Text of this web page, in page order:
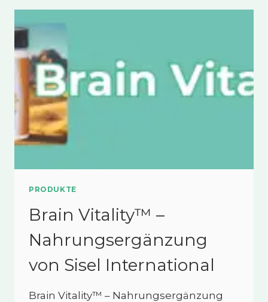
PRODUKTE
Brain Vitality™ –
Nahrungsergänzung
von Sisel International
Brain Vitality™ – Nahrungsergänzung